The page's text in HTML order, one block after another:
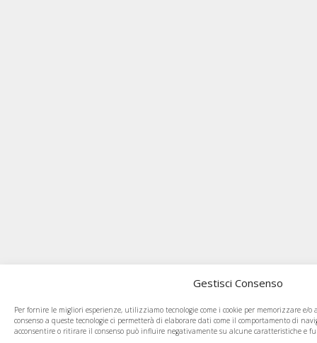
Gestisci Consenso
Per fornire le migliori esperienze, utilizziamo tecnologie come i cookie per memorizzare e/
consenso a queste tecnologie ci permetterà di elaborare dati come il comportamento di
acconsentire o ritirare il consenso può influire negativamente su alcune caratteristiche e